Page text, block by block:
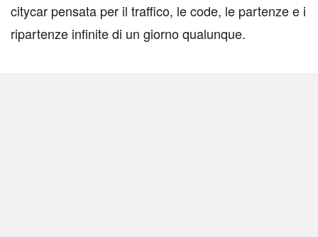
citycar pensata per il traffico, le code, le partenze e i
ripartenze infinite di un giorno qualunque.